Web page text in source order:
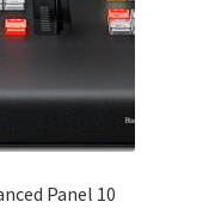
Panel 10